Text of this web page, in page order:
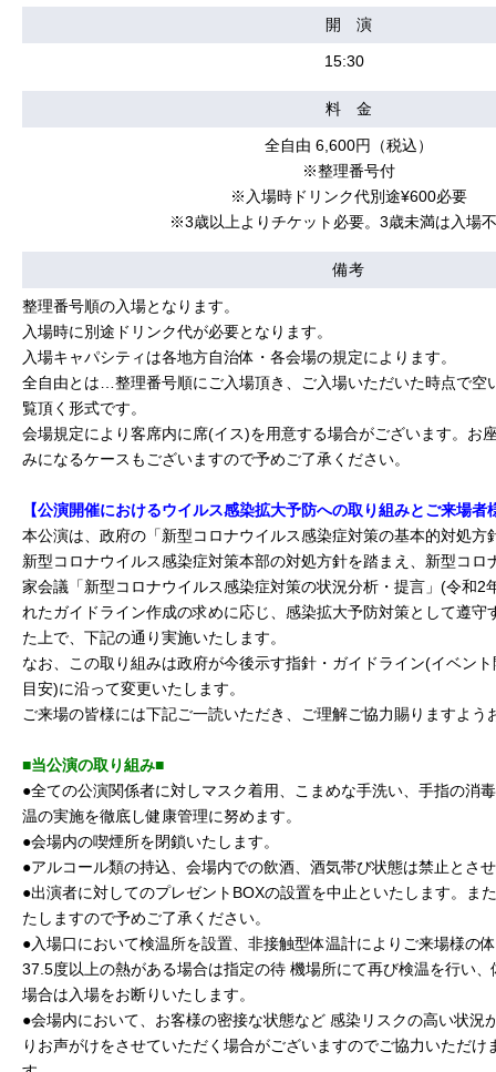
開 演
15:30
料 金
全自由 6,600円（税込）
※整理番号付
※入場時ドリンク代別途¥600必要
※3歳以上よりチケット必要。3歳未満は入場
備考
整理番号順の入場となります。
入場時に別途ドリンク代が必要となります。
入場キャパシティは各地方自治体・各会場の規定によります。
全自由とは…整理番号順にご入場頂き、ご入場いただいた時点で空
覧頂く形式です。
会場規定により客席内に席(イス)を用意する場合がございます。お
みになるケースもございますので予めご了承ください。
【公演開催におけるウイルス感染拡大予防への取り組みとご来場者
本公演は、政府の「新型コロナウイルス感染症対策の基本的対処方
新型コロナウイルス感染症対策本部の対処方針を踏まえ、新型コロ
家会議「新型コロナウイルス感染症対策の状況分析・提言」(令和2
れたガイドライン作成の求めに応じ、感染拡大予防対策として遵守
た上で、下記の通り実施いたします。
なお、この取り組みは政府が今後示す指針・ガイドライン(イベン
目安)に沿って変更いたします。
ご来場の皆様には下記ご一読いただき、ご理解ご協力賜りますよう
■当公演の取り組み■
●全ての公演関係者に対しマスク着用、こまめな手洗い、手指の消
温の実施を徹底し健康管理に努めます。
●会場内の喫煙所を閉鎖いたします。
●アルコール類の持込、会場内での飲酒、酒気帯び状態は禁止とさ
●出演者に対してのプレゼントBOXの設置を中止といたします。ま
たしますので予めご了承ください。
●入場口において検温所を設置、非接触型体温計によりご来場様の
37.5度以上の熱がある場合は指定の待 機場所にて再び検温を行い
場合は入場をお断りいたします。
●会場内において、お客様の密接な状態など 感染リスクの高い状況
りお声がけをさせていただく場合がございますのでご協力いただけ